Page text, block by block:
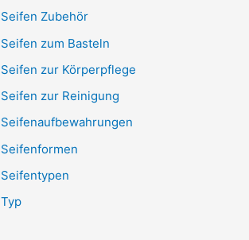
Seifen Zubehör
Seifen zum Basteln
Seifen zur Körperpflege
Seifen zur Reinigung
Seifenaufbewahrungen
Seifenformen
Seifentypen
Typ